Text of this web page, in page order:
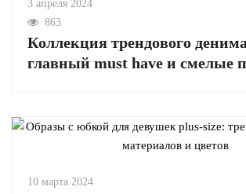
3 апреля 2024
863
Коллекция трендового
главный must have и смелые
10 марта 2024